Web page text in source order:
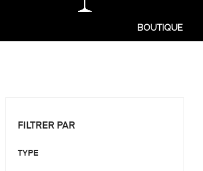
BOUTIQUE
FILTRER PAR
TYPE